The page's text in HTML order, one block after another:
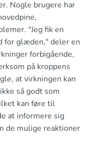
Nogle brugere har
"Jeg fik en
for glæden," deler en
forbigående,
på kroppens
at virkningen kan
så godt som
kan føre til
at informere sig
de mulige reaktioner